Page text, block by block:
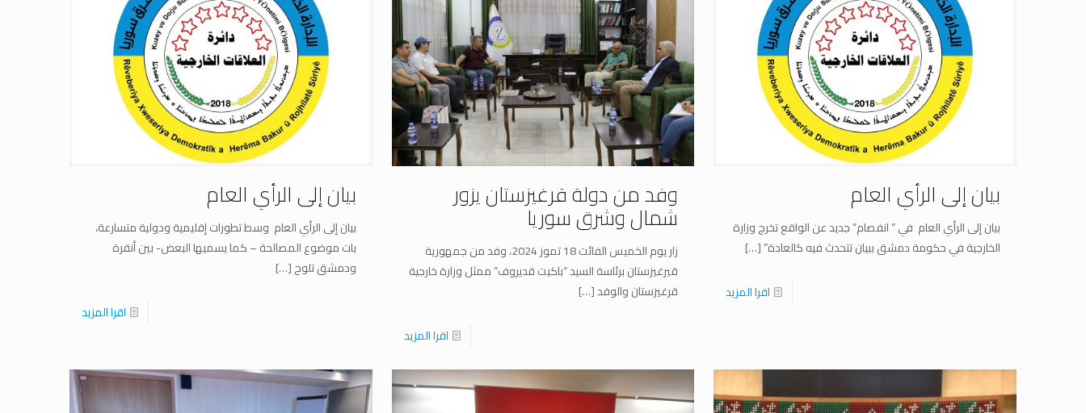
بيان إلى الرأي العام
بيان إلى الرأي العام في ” انفصام” جديد عن الواقع تخرج وزارة
الخارجية في حكومة دمشق ببيان تتحدث فيه كالعادة”[…]
اقرا المزيد
وفد من دولة قرغيزستان يزور
شمال وشرق سوريا
زار يوم الخميس الفائت 18 تموز 2024، وفد من جمهورية
قيرغيزستان برئاسة السيد “باكيت قديروف” ممثل وزارة خارجية
قرغيزستان والوفد[…]
اقرا المزيد
بيان إلى الرأي العام
بيان إلى الرأي العام وسط تطورات إقليمية ودولية متسارعة،
بات موضوع المصالحة – كما يسميها البعض- بين أنقرة
ودمشق تلوح[…]
اقرا المزيد